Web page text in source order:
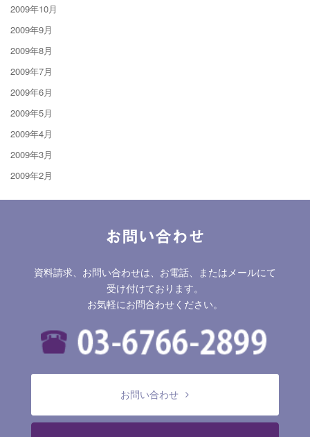
2009年10月
2009年9月
2009年8月
2009年7月
2009年6月
2009年5月
2009年4月
2009年3月
2009年2月
お問い合わせ
資料請求、お問い合わせは、お電話、またはメールにて
受け付けております。
お気軽にお問合わせください。
お問い合わせ